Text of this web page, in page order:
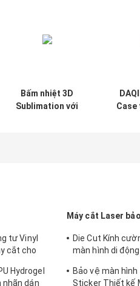
Bấm nhiệt 3D
Sublimation với
Case
tư Vinyl
cắt cho
Hydrogel
dán
Máy cắt Laser
Die Cut Kính
màn hình di
Bảo vệ màn
Sticker Thiết kế